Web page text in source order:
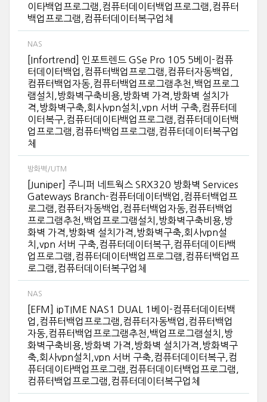
이타백업프로그램,컴퓨터데이터백업프로그램,컴퓨터
백업프로그램,컴퓨터데이터복구업체
NAS
[Infortrend] 인포트렌드 GSe Pro 105 5베이-컴퓨
터데이터백업,컴퓨터백업프로그램,컴퓨터자동백업,
컴퓨터백업자동,컴퓨터백업프로그램추천,백업프로그
램설치,방화벽구축비용,방화벽 가격,방화벽 설치가
격,방화벽구축,회사vpn설치,vpn 서버 구축,컴퓨터데
이터복구,컴퓨터데이타백업프로그램,컴퓨터데이터백
업프로그램,컴퓨터백업프로그램,컴퓨터데이터복구업
체
방화벽/UTM
[Juniper] 주니퍼 네트웍스 SRX320 방화벽 Services
Gateways Branch-컴퓨터데이터백업,컴퓨터백업프
로그램,컴퓨터자동백업,컴퓨터백업자동,컴퓨터백업
프로그램추천,백업프로그램설치,방화벽구축비용,방
화벽 가격,방화벽 설치가격,방화벽구축,회사vpn설
치,vpn 서버 구축,컴퓨터데이터복구,컴퓨터데이타백
업프로그램,컴퓨터데이터백업프로그램,컴퓨터백업프
로그램,컴퓨터데이터복구업체
NAS
[EFM] ipTIME NAS1 DUAL 1베이-컴퓨터데이터백
업,컴퓨터백업프로그램,컴퓨터자동백업,컴퓨터백업
자동,컴퓨터백업프로그램추천,백업프로그램설치,방
화벽구축비용,방화벽 가격,방화벽 설치가격,방화벽구
축,회사vpn설치,vpn 서버 구축,컴퓨터데이터복구,컴
퓨터데이타백업프로그램,컴퓨터데이터백업프로그램,
컴퓨터백업프로그램,컴퓨터데이터복구업체